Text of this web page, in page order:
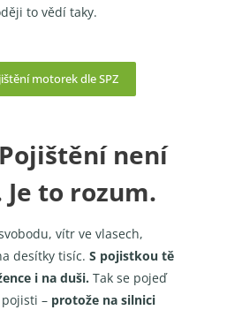
to vědí taky.
motorek dle SPZ
není
to rozum.
vítr ve vlasech,
desítky tisíc. S pojistkou tě
i na duši. Tak se pojeď
– protože na silnici